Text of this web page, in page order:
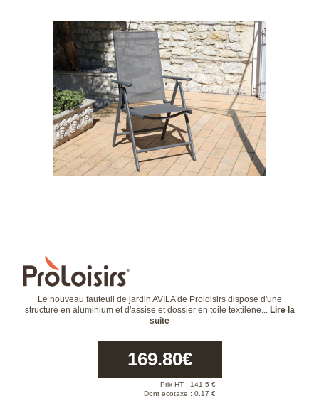
Le nouveau fauteuil de jardin AVILA de Proloisirs dispose d'une
structure en aluminium et d'assise et dossier en toile textilène... Lire la
suite
169.80€
Prix HT : 141.5 €
Dont ecotaxe : 0.17 €